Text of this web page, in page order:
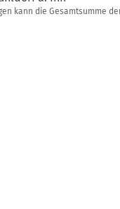
kann die Gesamtsumme